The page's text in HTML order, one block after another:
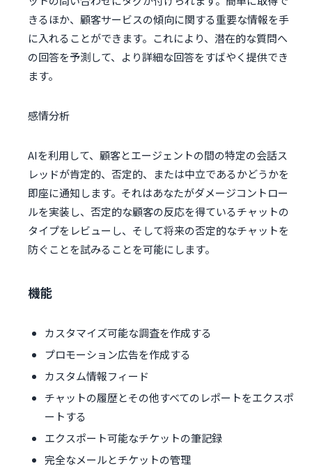
きるほか、顧客サービスの傾向に関する重要な情報を手
に入れることができます。これにより、潜在的な質問へ
の回答を予測して、より詳細な回答をすばやく提供でき
ます。
感情分析
AIを利用して、顧客とエージェントの間の特定の会話ス
レッドが肯定的、否定的、または中立であるかどうかを
即座に通知します。それはあなたがダメージコントロー
ルを実装し、否定的な顧客の反応を得ているチャットの
タイプをレビューし、そして将来の否定的なチャットを
防ぐことを試みることを可能にします。
機能
カスタマイズ可能な調査を作成する
プロモーション広告を作成する
カスタム情報フィード
チャットの履歴とその他すべてのレポートをエクスポ
ートする
エクスポート可能なチケットの筆記録
完全なメールとチケットの管理